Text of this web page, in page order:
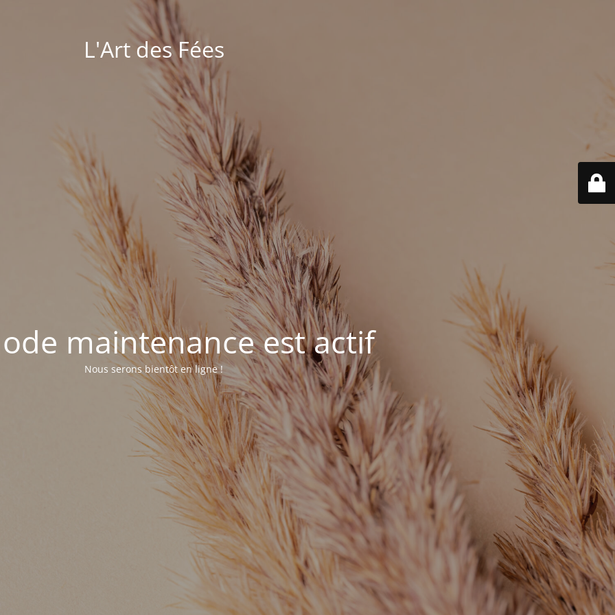
L'Art des Fées
maintenance est actif
Nous serons bientôt en ligne !